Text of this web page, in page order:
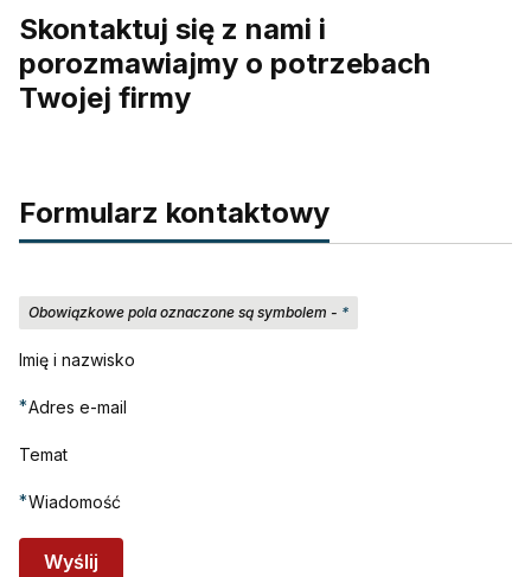
Skontaktuj się z nami i
porozmawiajmy o potrzebach
Twojej firmy
Formularz kontaktowy
Obowiązkowe pola oznaczone są symbolem - *
Imię i nazwisko
*Adres e-mail
Temat
*Wiadomość
Wyślij